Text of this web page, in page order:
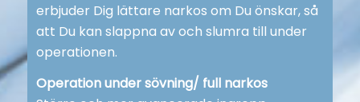
erbjuder Dig lättare narkos om Du önskar, så
att Du kan slappna av och slumra till under
operationen.
Operation under sövning/ full narkos